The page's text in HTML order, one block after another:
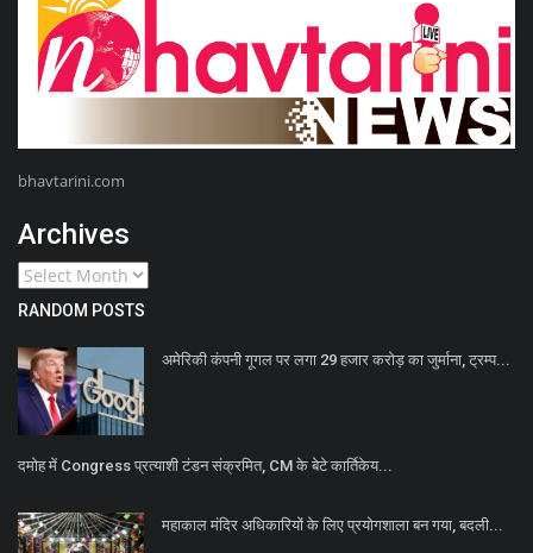
bhavtarini.com
Archives
RANDOM POSTS
अमेरिकी कंपनी गूगल पर लगा 29 हजार करोड़ का जुर्माना, ट्रम्प...
दमोह में Congress प्रत्याशी टंडन संक्रमित, CM के बेटे कार्तिकेय...
महाकाल मंदिर अधिकारियों के लिए प्रयोगशाला बन गया, बदली...